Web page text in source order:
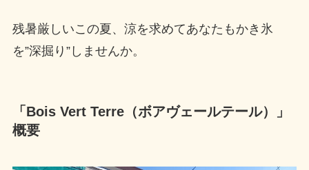
残暑厳しいこの夏、涼を求めてあなたもかき氷
を”深掘り”しませんか。
「 Bois Vert Terre（ボアヴェールテール）」
概要